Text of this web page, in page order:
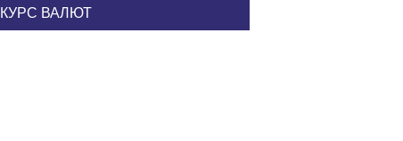
КУРС ВАЛЮТ